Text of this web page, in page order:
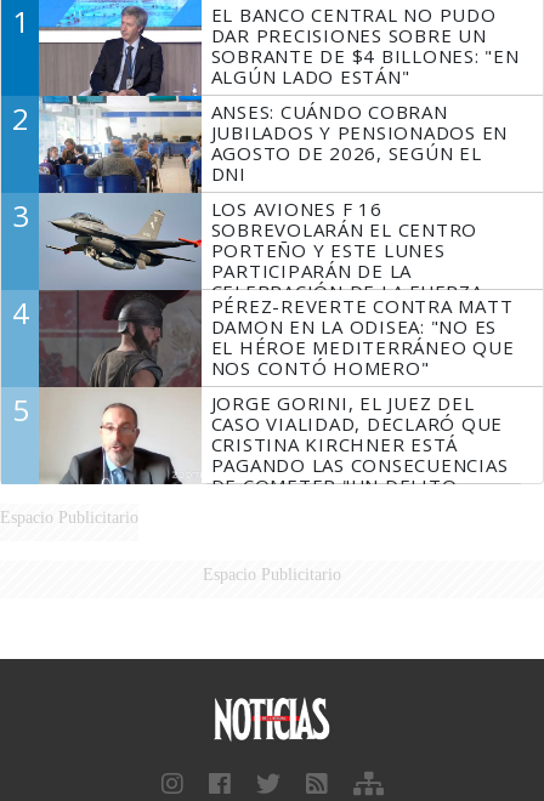
1
EL BANCO CENTRAL NO PUDO
DAR PRECISIONES SOBRE UN
SOBRANTE DE $4 BILLONES: "EN
ALGÚN LADO ESTÁN"
2
ANSES: CUÁNDO COBRAN
JUBILADOS Y PENSIONADOS EN
AGOSTO DE 2026, SEGÚN EL
DNI
3
LOS AVIONES F 16
SOBREVOLARÁN EL CENTRO
PORTEÑO Y ESTE LUNES
PARTICIPARÁN DE LA
CELEBRACIÓN DE LA FUERZA
AÉREA
4
PÉREZ-REVERTE CONTRA MATT
DAMON EN LA ODISEA: "NO ES
EL HÉROE MEDITERRÁNEO QUE
NOS CONTÓ HOMERO"
5
JORGE GORINI, EL JUEZ DEL
CASO VIALIDAD, DECLARÓ QUE
CRISTINA KIRCHNER ESTÁ
PAGANDO LAS CONSECUENCIAS
DE COMETER "UN DELITO
Espacio Publicitario
Espacio Publicitario